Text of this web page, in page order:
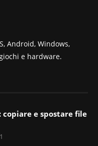
Android, Windows,
e hardware.
copiare e spostare file